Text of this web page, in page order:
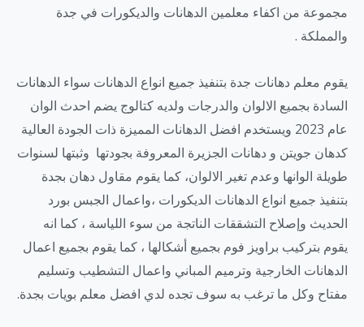
مجموعة من اكفاء معلمين الدهانات والديكورات في جدة
والمملكة .
يقوم معلم دهانات جدة بتنفيذ جميع انواع الدهانات سواء الدهانات
السادة بجميع الالوان والدرجات ولديه كتالوج يضم احدث الوان
عام 2023 ويستخدم افضل الدهانات المميزة ذات الجودة العالية
كدهان جويتن و دهانات الجزيرة المعروفة بجودتها وثبتها لسنوات
طويلة الوانها وعدم تغير الالوان، كما يقوم مقاول دهان بجدة
بتنفيذ جميع انواع الدهانات الديكورات ،واعمال الجبس بورد
الحديث وإصلاح التشققات الناتجة من سوء اللياسة ، كما انه
يقوم بتركيب براويز فوم بجميع أشكالها ، كما يقوم بجميع اعمال
الدهانات الخارجية وترميم المباني واعمال التشطيب وتسليم
مفتاح وكل ما ترغب به سوف تجده لدي افضل معلم بويات بجدة.